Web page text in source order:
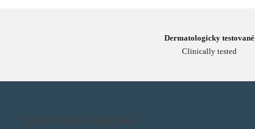
Dermatologicky testované
Clinically tested
Sprievodca nákupom